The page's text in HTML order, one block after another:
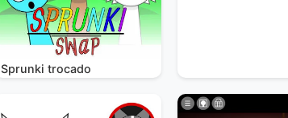
Sprunki trocado